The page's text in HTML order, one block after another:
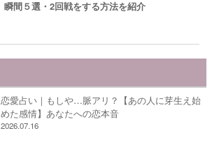
瞬間５選・2回戦をする方法を紹介
恋愛占い｜もしや…脈アリ？【あの人に芽生え始
めた感情】あなたへの恋本音
2026.07.16